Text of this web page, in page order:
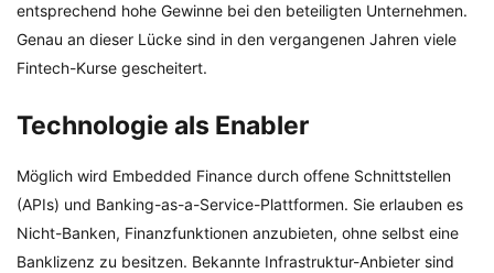
entsprechend hohe Gewinne bei den beteiligten Unternehmen.
Genau an dieser Lücke sind in den vergangenen Jahren viele
Fintech-Kurse gescheitert.
Technologie als Enabler
Möglich wird Embedded Finance durch offene Schnittstellen
(APIs) und Banking-as-a-Service-Plattformen. Sie erlauben es
Nicht-Banken, Finanzfunktionen anzubieten, ohne selbst eine
Banklizenz zu besitzen. Bekannte Infrastruktur-Anbieter sind